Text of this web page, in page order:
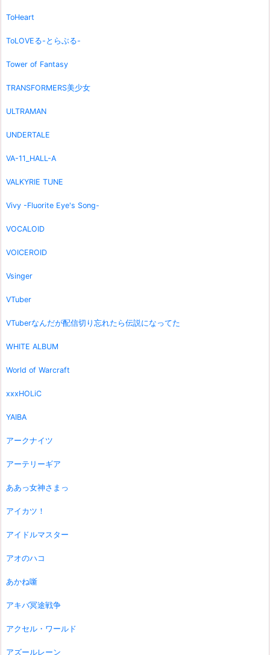
ToHeart
ToLOVEる-とらぶる-
Tower of Fantasy
TRANSFORMERS美少女
ULTRAMAN
UNDERTALE
VA-11_HALL-A
VALKYRIE TUNE
Vivy -Fluorite Eye's Song-
VOCALOID
VOICEROID
Vsinger
VTuber
VTuberなんだが配信切り忘れたら伝説になってた
WHITE ALBUM
World of Warcraft
xxxHOLiC
YAIBA
アークナイツ
アーテリーギア
ああっ女神さまっ
アイカツ！
アイドルマスター
アオのハコ
あかね噺
アキバ冥途戦争
アクセル・ワールド
アズールレーン